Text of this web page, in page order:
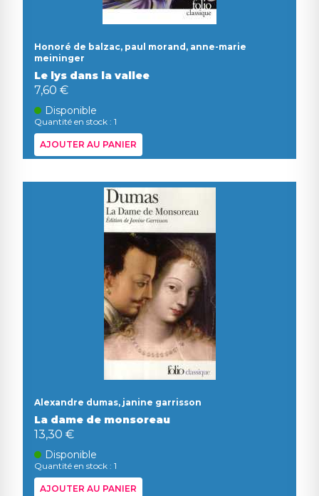
Honoré de balzac, paul morand, anne-marie
meininger
Le lys dans la vallee
7,60 €
Disponible
Quantité en stock : 1
AJOUTER AU PANIER
Alexandre dumas, janine garrisson
La dame de monsoreau
13,30 €
Disponible
Quantité en stock : 1
AJOUTER AU PANIER